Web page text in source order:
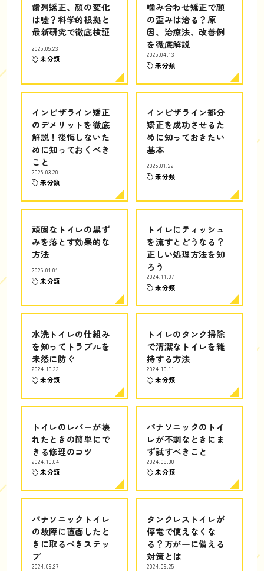
歯列矯正、顔の変化
は嘘？科学的根拠と
最新研究で徹底検証
2025.05.23
未分類
噛み合わせ矯正で顔
の歪みは治る？原
因、治療法、改善例
を徹底解説
2025.04.13
未分類
インビザライン矯正
のデメリットを徹底
解説！後悔しないた
めに知っておくべき
こと
2025.03.20
未分類
インビザライン部分
矯正を成功させるた
めに知っておきたい
基本
2025.01.22
未分類
頑固なトイレの黒ず
みを落とす効果的な
方法
2025.01.01
未分類
トイレにティッシュ
を流すとどうなる？
正しい処理方法を知
ろう
2024.11.07
未分類
水洗トイレの仕組み
を知ってトラブルを
未然に防ぐ
2024.10.22
未分類
トイレのタンク掃除
で清潔なトイレを維
持する方法
2024.10.11
未分類
トイレのレバーが壊
れたときの簡単にで
きる修理のコツ
2024.10.04
未分類
パナソニックのトイ
レが不調なときにま
ず試すべきこと
2024.09.30
未分類
パナソニックトイレ
の故障に直面したと
きに取るべきステッ
プ
2024.09.27
タンクレストイレが
停電で使えなくな
る？万が一に備える
対策とは
2024.09.25